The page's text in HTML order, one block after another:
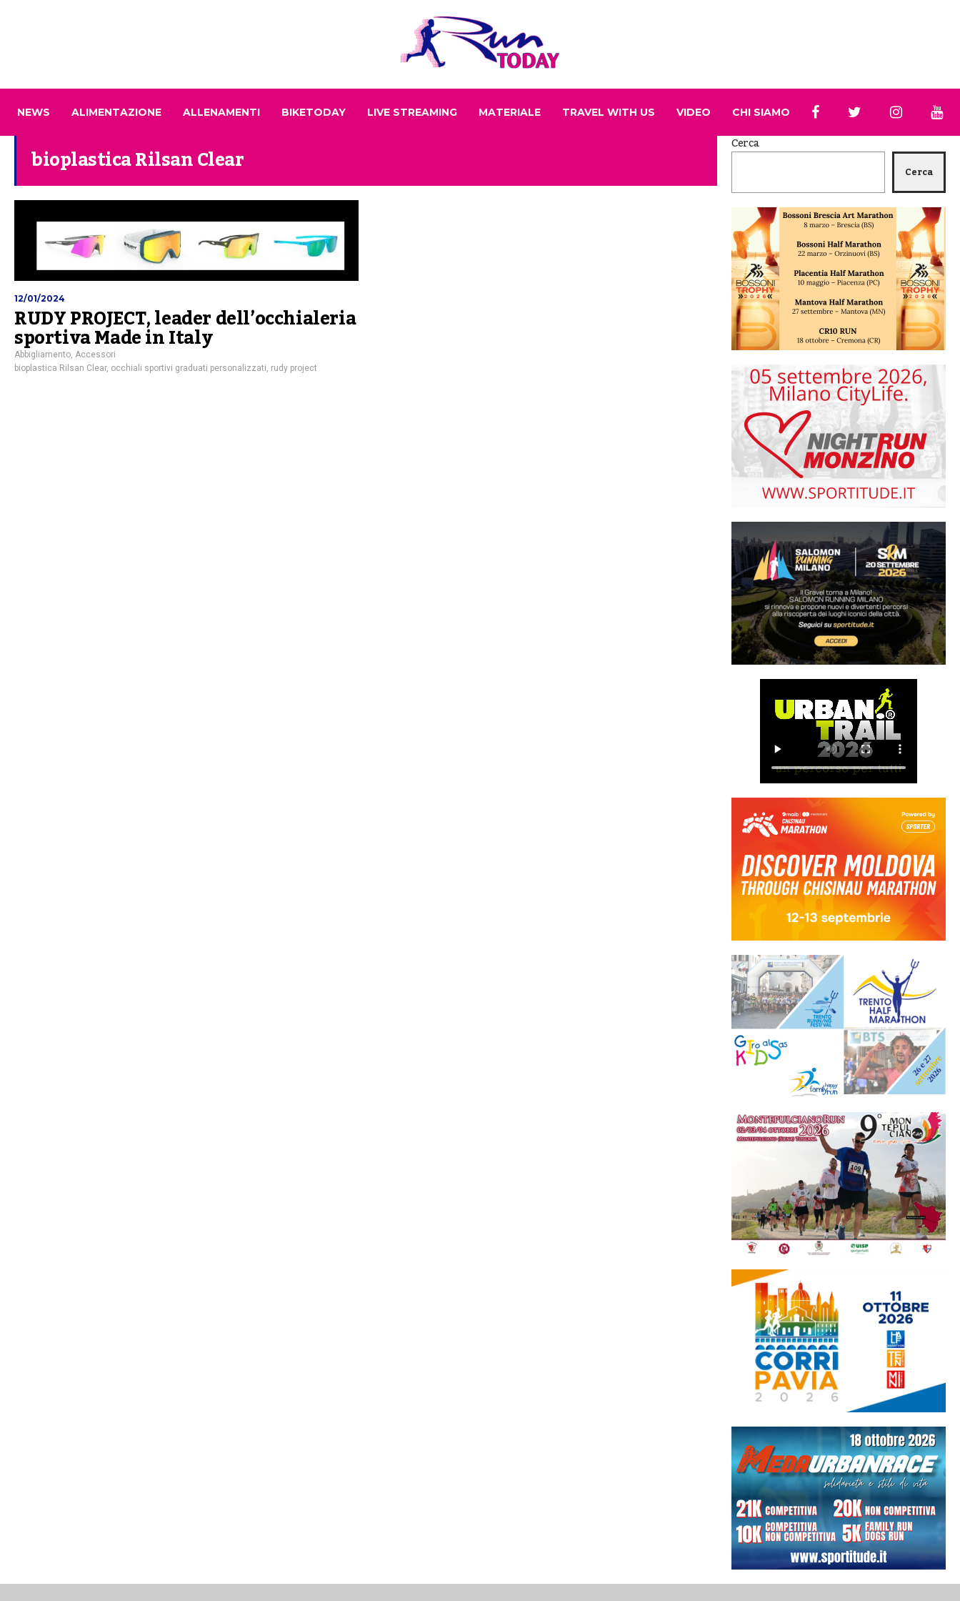
NEWS ALIMENTAZIONE ALLENAMENTI BIKETODAY LIVE STREAMING MATERIALE TRAVEL WITH US VIDEO CHI SIAMO
bioplastica Rilsan Clear
12/01/2024
RUDY PROJECT, leader dell’occhialeria
sportiva Made in Italy
Abbigliamento, Accessori
bioplastica Rilsan Clear, occhiali sportivi graduati personalizzati, rudy project
Cerca
Cerca